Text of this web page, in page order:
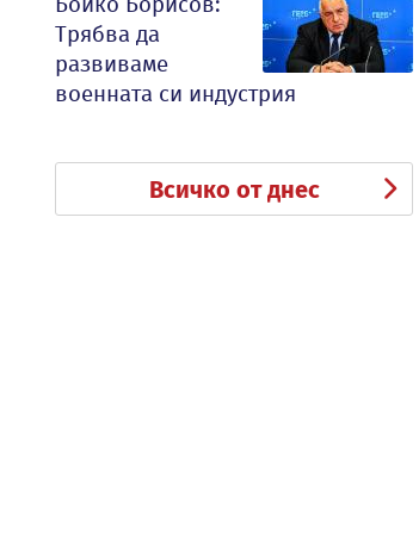
Трябва да
развиваме
военната си индустрия
Всичко от днес